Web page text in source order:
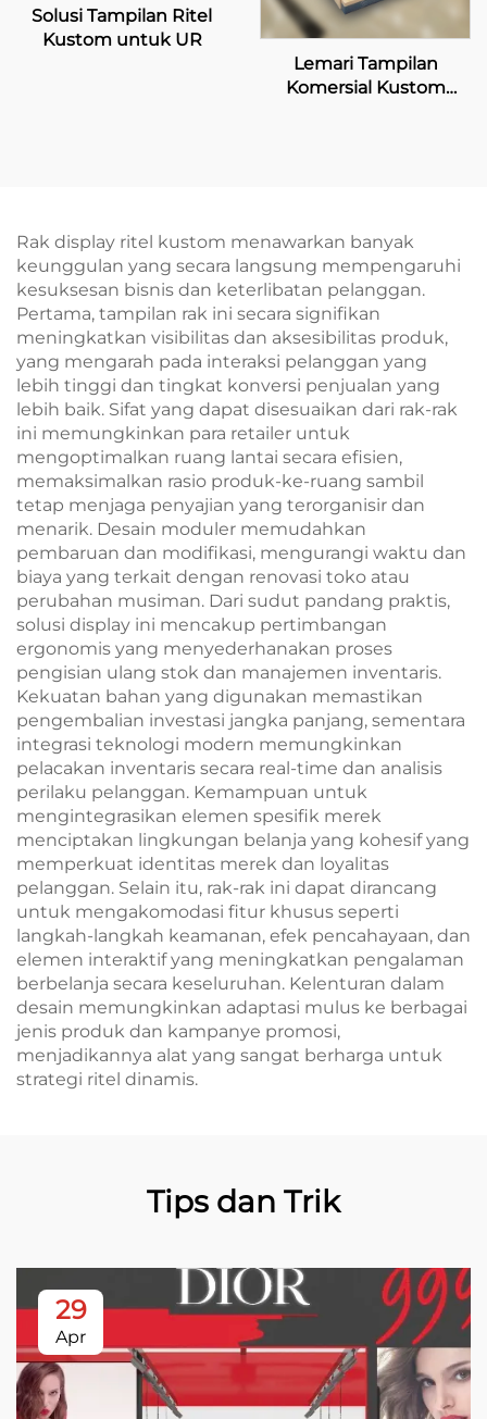
Solusi Tampilan Ritel
Kustom untuk UR
Lemari Tampilan
Komersial Kustom
Rak display ritel kustom menawarkan banyak
keunggulan yang secara langsung mempengaruhi
kesuksesan bisnis dan keterlibatan pelanggan.
Pertama, tampilan rak ini secara signifikan
meningkatkan visibilitas dan aksesibilitas produk,
yang mengarah pada interaksi pelanggan yang
lebih tinggi dan tingkat konversi penjualan yang
lebih baik. Sifat yang dapat disesuaikan dari rak-rak
ini memungkinkan para retailer untuk
mengoptimalkan ruang lantai secara efisien,
memaksimalkan rasio produk-ke-ruang sambil
tetap menjaga penyajian yang terorganisir dan
menarik. Desain moduler memudahkan
pembaruan dan modifikasi, mengurangi waktu dan
biaya yang terkait dengan renovasi toko atau
perubahan musiman. Dari sudut pandang praktis,
solusi display ini mencakup pertimbangan
ergonomis yang menyederhanakan proses
pengisian ulang stok dan manajemen inventaris.
Kekuatan bahan yang digunakan memastikan
pengembalian investasi jangka panjang, sementara
integrasi teknologi modern memungkinkan
pelacakan inventaris secara real-time dan analisis
perilaku pelanggan. Kemampuan untuk
mengintegrasikan elemen spesifik merek
menciptakan lingkungan belanja yang kohesif yang
memperkuat identitas merek dan loyalitas
pelanggan. Selain itu, rak-rak ini dapat dirancang
untuk mengakomodasi fitur khusus seperti
langkah-langkah keamanan, efek pencahayaan, dan
elemen interaktif yang meningkatkan pengalaman
berbelanja secara keseluruhan. Kelenturan dalam
desain memungkinkan adaptasi mulus ke berbagai
jenis produk dan kampanye promosi,
menjadikannya alat yang sangat berharga untuk
strategi ritel dinamis.
Tips dan Trik
29
Apr